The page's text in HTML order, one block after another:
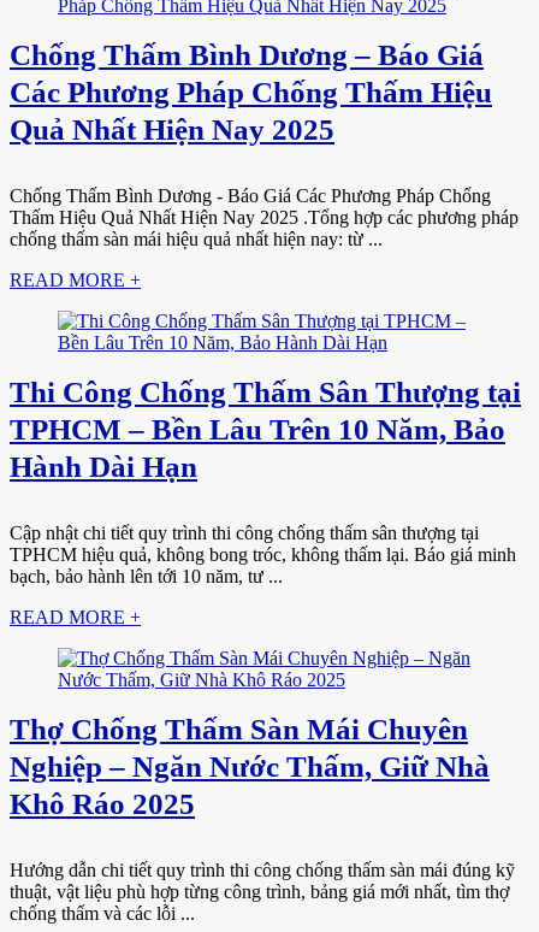
Chống Thấm Bình Dương – Báo Giá
Các Phương Pháp Chống Thấm Hiệu
Quả Nhất Hiện Nay 2025
Chống Thấm Bình Dương - Báo Giá Các Phương Pháp Chống
Thấm Hiệu Quả Nhất Hiện Nay 2025 .Tổng hợp các phương pháp
chống thấm sàn mái hiệu quả nhất hiện nay: từ ...
READ MORE +
Thi Công Chống Thấm Sân Thượng tại
TPHCM – Bền Lâu Trên 10 Năm, Bảo
Hành Dài Hạn
Cập nhật chi tiết quy trình thi công chống thấm sân thượng tại
TPHCM hiệu quả, không bong tróc, không thấm lại. Báo giá minh
bạch, bảo hành lên tới 10 năm, tư ...
READ MORE +
Thợ Chống Thấm Sàn Mái Chuyên
Nghiệp – Ngăn Nước Thấm, Giữ Nhà
Khô Ráo 2025
Hướng dẫn chi tiết quy trình thi công chống thấm sàn mái đúng kỹ
thuật, vật liệu phù hợp từng công trình, bảng giá mới nhất, tìm thợ
chống thấm và các lỗi ...